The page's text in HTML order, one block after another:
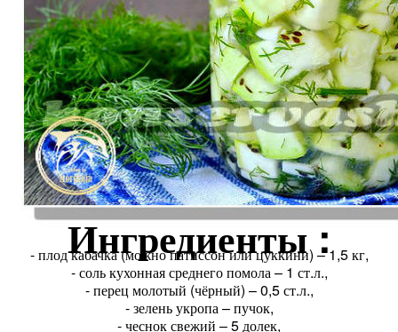
Ингредиенты :
- плод кабачка (можно патиссон или цуккини) – 1,5 кг,
- соль кухонная среднего помола – 1 ст.л.,
- перец молотый (чёрный) – 0,5 ст.л.,
- зелень укропа – пучок,
- чеснок свежий – 5 долек,